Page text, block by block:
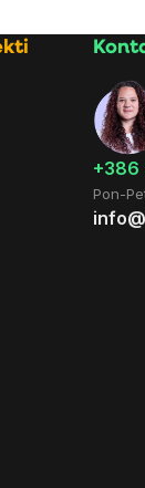
+386
Pon-